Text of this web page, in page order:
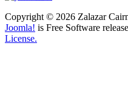
Copyright © 2026 Zalazar
Joomla! is Free Software
License.